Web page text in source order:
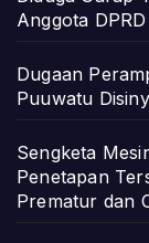
Anggota
Dugaan
Puuwatu
Sengketa
Penetapan
Prematur dan